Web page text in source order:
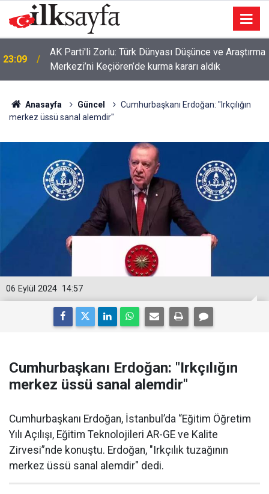
23:09
AK Parti'li Zorlu: Türk Dünyası Düşünce ve Araştırma
Merkezi’ni Keçiören’de kurma kararı aldık
Anasayfa Güncel
Cumhurbaşkanı Erdoğan: "Irkçılığın
merkez üssü sanal alemdir"
14:57
06 Eylül 2024
Cumhurbaşkanı Erdoğan: "Irkçılığın
merkez üssü sanal alemdir"
Cumhurbaşkanı Erdoğan, İstanbul’da “Eğitim Öğretim
Yılı Açılışı, Eğitim Teknolojileri AR-GE ve Kalite
Zirvesi”nde konuştu. Erdoğan, "Irkçılık tuzağının
merkez üssü sanal alemdir" dedi.